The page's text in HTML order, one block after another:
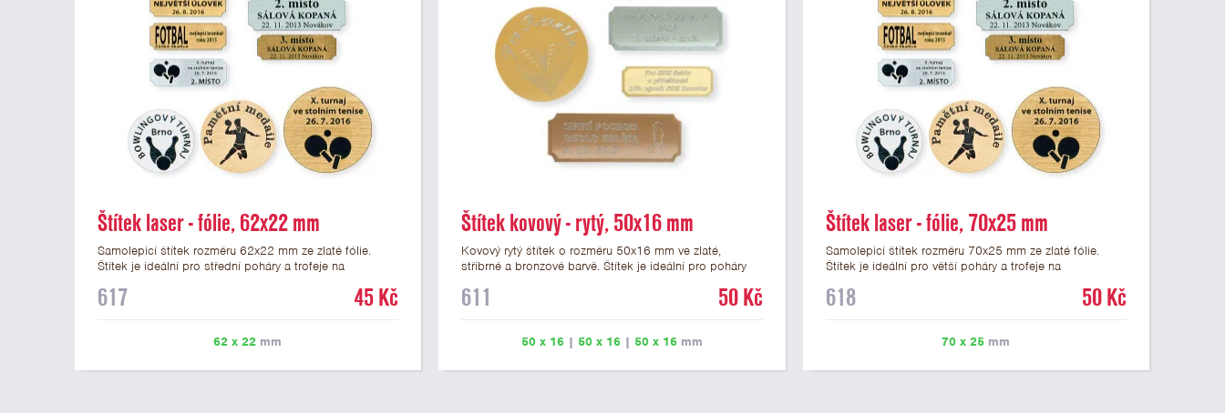
Štítek laser - fólie, 62x22 mm
Samolepicí štítek rozměru 62x22 mm ze zlaté fólie.
Štítek je ideální pro střední poháry a trofeje na
vypálit libovolné logo nebo text. U textu doporučujeme
případné další podklady pro výrobu štítku je možné
617 45 Kč
62 x 22 mm
Štítek kovový - rytý, 50x16 mm
Kovový rytý štítek o rozměru 50x16 mm ve zlaté,
stříbrné a bronzové barvě. Štítek je ideální pro poháry
možné vyrýt logo nebo text. U textu doporučujeme
další podklady pro výrobu štítku je možné přiložit v
611 50 Kč
50 x 16| 50 x 16| 50 x 16mm
Štítek laser - fólie, 70x25 mm
Samolepicí štítek rozměru 70x25 mm ze zlaté fólie.
Štítek je ideální pro větší poháry a trofeje na
vypálit libovolné logo nebo text. U textu doporučujeme
případné další podklady pro výrobu štítku je možné
618 50 Kč
70 x 25 mm